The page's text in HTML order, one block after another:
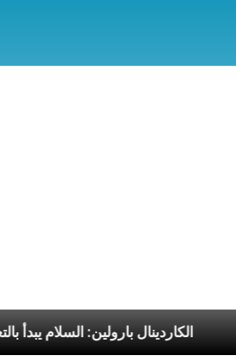
الكاردينال بارولين: الرسوليّة